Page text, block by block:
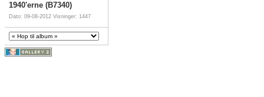
1940'erne (B7340)
Dato: 09-08-2012 Visninger: 1447